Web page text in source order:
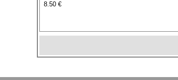
8.50 €